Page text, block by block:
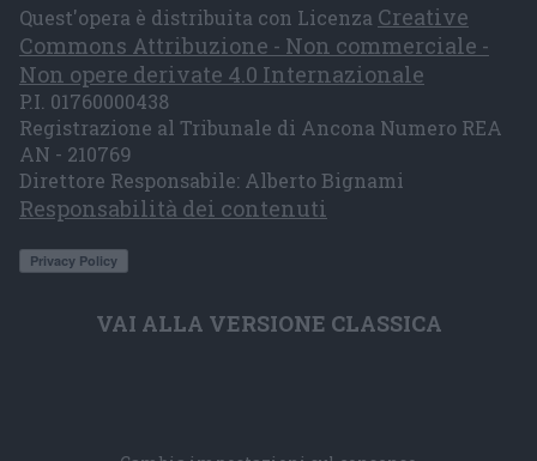
Quest'opera è distribuita con Licenza Creative
Commons Attribuzione - Non commerciale -
Non opere derivate 4.0 Internazionale
P.I. 01760000438
Registrazione al Tribunale di Ancona Numero REA
AN - 210769
Direttore Responsabile: Alberto Bignami
Responsabilità dei contenuti
VAI ALLA VERSIONE CLASSICA